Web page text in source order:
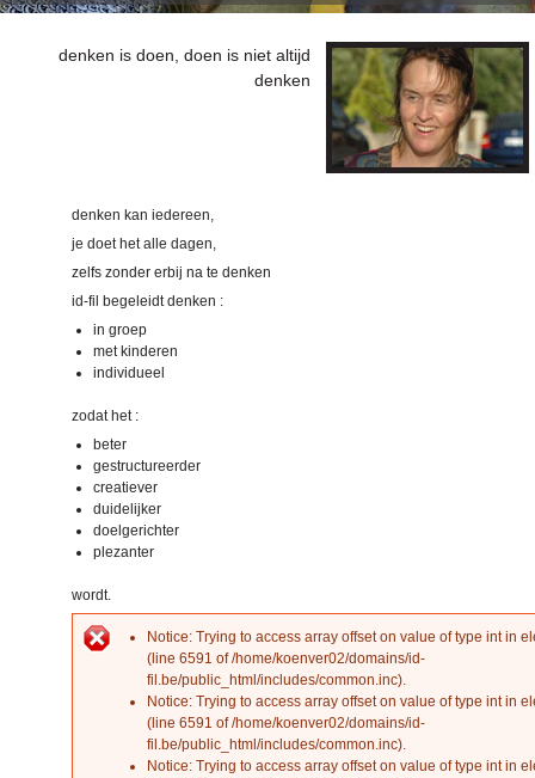
denken is doen, doen is niet altijd
denken
denken kan iedereen,
je doet het alle dagen,
zelfs zonder erbij na te denken
id-fil begeleidt denken :
in groep
met kinderen
individueel
zodat het :
beter
gestructureerder
creatiever
duidelijker
doelgerichter
plezanter
wordt.
Error message
Notice: Trying to access array offset on value of type int in
(line 6591 of/home/koenver02/domains/id-
fil.be/public_html/includes/common.inc).
Notice: Trying to access array offset on value of type int in
(line 6591 of/home/koenver02/domains/id-
fil.be/public_html/includes/common.inc).
Notice: Trying to access array offset on value of type int in